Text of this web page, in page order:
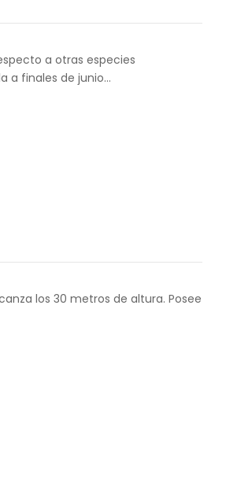
a otras especies
a finales de junio…
los 30 metros de altura. Posee